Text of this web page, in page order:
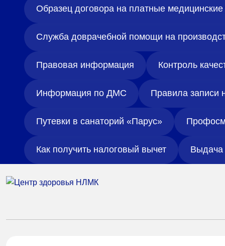
Образец договора на платные медицинские
Служба доврачебной помощи на
Правовая информация Контроль
Информация по ДМС Правила записи
Путевки в санаторий «Парус»
Как получить налоговый вычет Выдача